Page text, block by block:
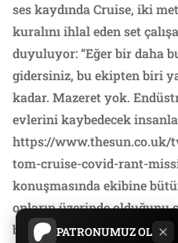
PATRONUMUZ OL
ses kaydında Cruise, iki
kuralını ihlal eden set
duyuluyor: “Eğer bir daha
gidersiniz, bu ekipten biri
kadar. Mazeret yok.
evlerini kaybedecek
https://www.thesun.co.uk/
tom-cruise-covid-rant-
konuşmasında ekibine
onların üzerinde olduğunu
bununla uyuyorum.